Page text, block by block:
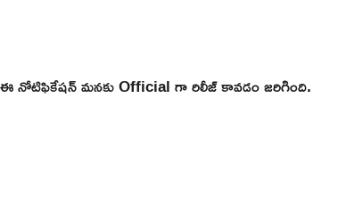
నోటిఫికేషన్ మనకు Official గా రిలీజ్ కావడం జరిగింది.